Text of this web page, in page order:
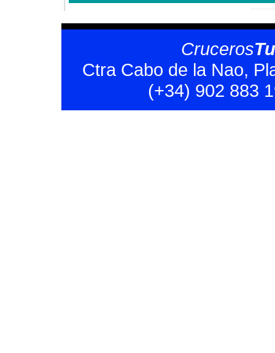
CrucerosTu
Ctra Cabo de la Nao,
(+34) 902 883